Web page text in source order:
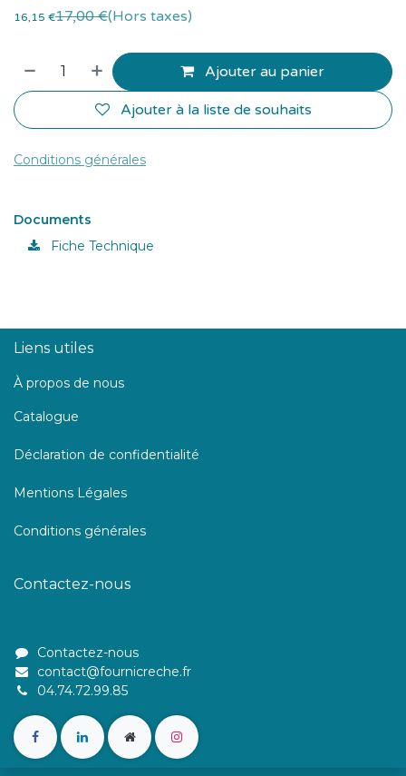
16,15 €17,00€(Hors taxes)
Ajouter au panier
Ajouter à la liste de souhaits
Conditions générales
Documents
Fiche Technique
Liens utiles
À propos de nous
Catalogue
Déclaration de confidentialité
Mentions Légales
Conditions générales
Contactez-nous
Contactez-nous
contact@fournicreche.fr
04.74.72.99.85